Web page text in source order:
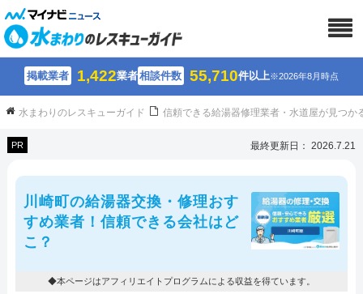
掲載業者 1,422業者相談件数 55,710件以上※2026年8月時点
水まわりのレスキューガイド 信頼できる給湯器修理業者・水道屋が見つか
PR 最終更新日： 2026.7.21
川崎町の給湯器交換・修理おす
すめ業者！信頼できる会社はど
こ？
◆本ページはアフィリエイトプログラムによる収益を得ています。